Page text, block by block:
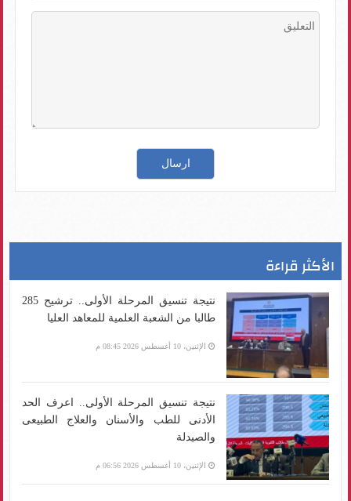
الأكثر قراءة
نتيجة تنسيق المرحلة الأولى.. ترشيح 285
طالبا من الشعبة العلمية للمعاهد العليا
الإثنين، 10 أغسطس 2026 08:45 م
نتيجة تنسيق المرحلة الأولى.. اعرف الحد
الأدنى للطب والأسنان والعلاج الطبيعى
والصيدلة
الإثنين، 10 أغسطس 2026 06:56 م